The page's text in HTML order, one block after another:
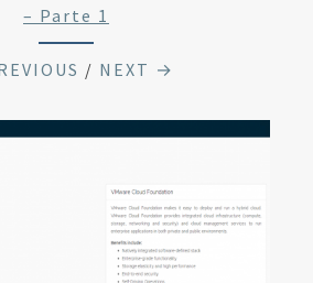
– Parte 1
/ NEXT →